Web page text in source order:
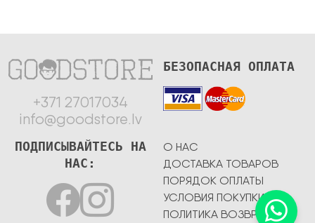
+371 27017034
info@goodstore.lv
БЕЗОПАСНАЯ ОПЛАТА
О НАС
ДОСТАВКА ТОВАРОВ
ПОРЯДОК ОПЛАТЫ
УСЛОВИЯ ПОКУПКИ
ПОЛИТИКА ВОЗВРАТА
ПОДПИСЫВАЙТЕСЬ НА
НАС: